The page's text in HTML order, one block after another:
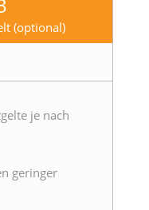
(optional)
je nach
geringer